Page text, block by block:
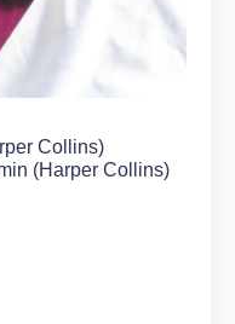
Collins)
(Harper Collins)